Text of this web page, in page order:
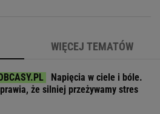
WIĘCEJ TEMATÓW
Napięcia w ciele i bóle.
że silniej przeżywamy stres